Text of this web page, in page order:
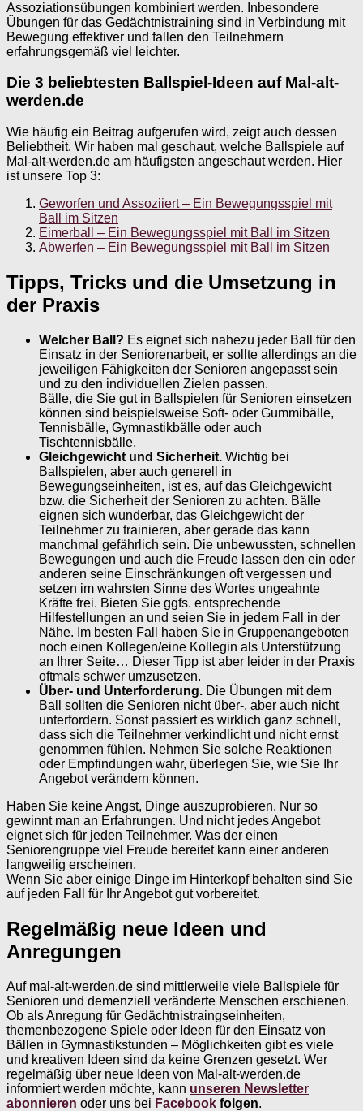
Assoziationsübungen kombiniert werden. Inbesondere
Übungen für das Gedächtnistraining sind in Verbindung mit
Bewegung effektiver und fallen den Teilnehmern
erfahrungsgemäß viel leichter.
Die 3 beliebtesten Ballspiel-Ideen auf Mal-alt-
werden.de
Wie häufig ein Beitrag aufgerufen wird, zeigt auch dessen
Beliebtheit. Wir haben mal geschaut, welche Ballspiele auf
Mal-alt-werden.de am häufigsten angeschaut werden. Hier
ist unsere Top 3:
Geworfen und Assoziiert – Ein Bewegungsspiel mit
Ball im Sitzen
Eimerball – Ein Bewegungsspiel mit Ball im Sitzen
Abwerfen – Ein Bewegungsspiel mit Ball im Sitzen
Tipps, Tricks und die Umsetzung in
der Praxis
Welcher Ball? Es eignet sich nahezu jeder Ball für den
Einsatz in der Seniorenarbeit, er sollte allerdings an die
jeweiligen Fähigkeiten der Senioren angepasst sein
und zu den individuellen Zielen passen.
Bälle, die Sie gut in Ballspielen für Senioren einsetzen
können sind beispielsweise Soft- oder Gummibälle,
Tennisbälle, Gymnastikbälle oder auch
Tischtennisbälle.
Gleichgewicht und Sicherheit. Wichtig bei
Ballspielen, aber auch generell in
Bewegungseinheiten, ist es, auf das Gleichgewicht
bzw. die Sicherheit der Senioren zu achten. Bälle
eignen sich wunderbar, das Gleichgewicht der
Teilnehmer zu trainieren, aber gerade das kann
manchmal gefährlich sein. Die unbewussten, schnellen
Bewegungen und auch die Freude lassen den ein oder
anderen seine Einschränkungen oft vergessen und
setzen im wahrsten Sinne des Wortes ungeahnte
Kräfte frei. Bieten Sie ggfs. entsprechende
Hilfestellungen an und seien Sie in jedem Fall in der
Nähe. Im besten Fall haben Sie in Gruppenangeboten
noch einen Kollegen/eine Kollegin als Unterstützung
an Ihrer Seite… Dieser Tipp ist aber leider in der Praxis
oftmals schwer umzusetzen.
Über- und Unterforderung. Die Übungen mit dem
Ball sollten die Senioren nicht über-, aber auch nicht
unterfordern. Sonst passiert es wirklich ganz schnell,
dass sich die Teilnehmer verkindlicht und nicht ernst
genommen fühlen. Nehmen Sie solche Reaktionen
oder Empfindungen wahr, überlegen Sie, wie Sie Ihr
Angebot verändern können.
Haben Sie keine Angst, Dinge auszuprobieren. Nur so
gewinnt man an Erfahrungen. Und nicht jedes Angebot
eignet sich für jeden Teilnehmer. Was der einen
Seniorengruppe viel Freude bereitet kann einer anderen
langweilig erscheinen.
Wenn Sie aber einige Dinge im Hinterkopf behalten sind Sie
auf jeden Fall für Ihr Angebot gut vorbereitet.
Regelmäßig neue Ideen und
Anregungen
Auf mal-alt-werden.de sind mittlerweile viele Ballspiele für
Senioren und demenziell veränderte Menschen erschienen.
Ob als Anregung für Gedächtnistraingseinheiten,
themenbezogene Spiele oder Ideen für den Einsatz von
Bällen in Gymnastikstunden – Möglichkeiten gibt es viele
und kreativen Ideen sind da keine Grenzen gesetzt. Wer
regelmäßig über neue Ideen von Mal-alt-werden.de
informiert werden möchte, kann unseren Newsletter
abonnieren oder uns bei Facebook folgen.